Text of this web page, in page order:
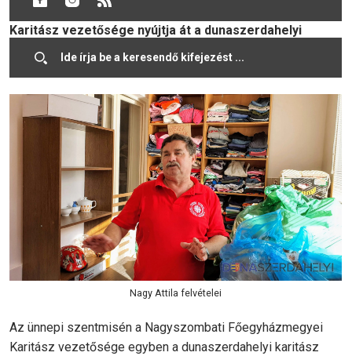
templomban. A díjat a Nagyszombati Főegyházmegyei
Karitász vezetősége nyújtja át a dunaszerdahelyi
karitászvezetőnek kiemelkedő szociális és karitatív
tevékenységéért.
Nagy Attila felvételei
Az ünnepi szentmisén a Nagyszombati Főegyházmegyei
Karitász vezetősége egyben a dunaszerdahelyi karitász